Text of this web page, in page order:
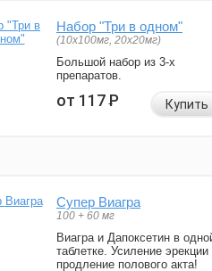
Набор "Три в одном"
(10x100мг, 20x20мг)
Большой набор из 3-х
препаратов.
от 117Р Купить
Супер Виагра
100 + 60 мг
Виагра и Дапоксетин в
таблетке. Усиление эрекции
продление полового акта!